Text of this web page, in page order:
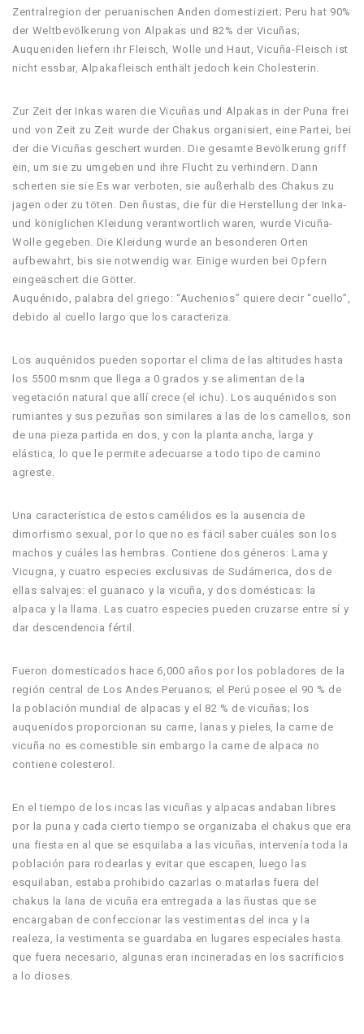
Zentralregion der peruanischen Anden domestiziert; Peru hat 90%
der Weltbevölkerung von Alpakas und 82% der Vicuñas;
Auqueniden liefern ihr Fleisch, Wolle und Haut, Vicuña-Fleisch ist
nicht essbar, Alpakafleisch enthält jedoch kein Cholesterin.
Zur Zeit der Inkas waren die Vicuñas und Alpakas in der Puna frei
und von Zeit zu Zeit wurde der Chakus organisiert, eine Partei, bei
der die Vicuñas geschert wurden. Die gesamte Bevölkerung griff
ein, um sie zu umgeben und ihre Flucht zu verhindern. Dann
scherten sie sie Es war verboten, sie außerhalb des Chakus zu
jagen oder zu töten. Den ñustas, die für die Herstellung der Inka-
und königlichen Kleidung verantwortlich waren, wurde Vicuña-
Wolle gegeben. Die Kleidung wurde an besonderen Orten
aufbewahrt, bis sie notwendig war. Einige wurden bei Opfern
eingeäschert die Götter.
Auquénido, palabra del griego: “Auchenios” quiere decir “cuello”,
debido al cuello largo que los caracteriza.
Los auquénidos pueden soportar el clima de las altitudes hasta
los 5500 msnm que llega a 0 grados y se alimentan de la
vegetación natural que allí crece (el ichu). Los auquénidos son
rumiantes y sus pezuñas son similares a las de los camellos, son
de una pieza partida en dos, y con la planta ancha, larga y
elástica, lo que le permite adecuarse a todo tipo de camino
agreste.
Una característica de estos camélidos es la ausencia de
dimorfismo sexual, por lo que no es fácil saber cuáles son los
machos y cuáles las hembras. Contiene dos géneros: Lama y
Vicugna, y cuatro especies exclusivas de Sudámerica, dos de
ellas salvajes: el guanaco y la vicuña, y dos domésticas: la
alpaca y la llama. Las cuatro especies pueden cruzarse entre sí y
dar descendencia fértil.
Fueron domesticados hace 6,000 años por los pobladores de la
región central de Los Andes Peruanos; el Perú posee el 90 % de
la población mundial de alpacas y el 82 % de vicuñas; los
auquenidos proporcionan su carne, lanas y pieles, la carne de
vicuña no es comestible sin embargo la carne de alpaca no
contiene colesterol.
En el tiempo de los incas las vicuñas y alpacas andaban libres
por la puna y cada cierto tiempo se organizaba el chakus que era
una fiesta en al que se esquilaba a las vicuñas, intervenía toda la
población para rodearlas y evitar que escapen, luego las
esquilaban, estaba prohibido cazarlas o matarlas fuera del
chakus la lana de vicuña era entregada a las ñustas que se
encargaban de confeccionar las vestimentas del inca y la
realeza, la vestimenta se guardaba en lugares especiales hasta
que fuera necesario, algunas eran incineradas en los sacrificios
a lo dioses.